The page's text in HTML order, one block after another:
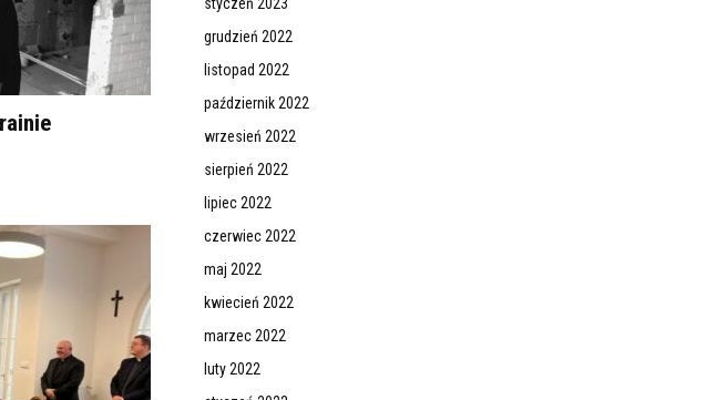
grudzień 2022
listopad 2022
październik 2022
wrzesień 2022
sierpień 2022
lipiec 2022
czerwiec 2022
maj 2022
kwiecień 2022
marzec 2022
luty 2022